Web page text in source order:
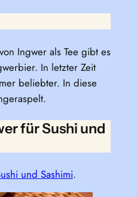
Ingwer als Tee gibt es
In letzter Zeit
beliebter. In diese
für Sushi und
und Sashimi.